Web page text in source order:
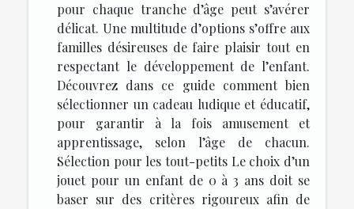
pour chaque tranche d’âge peut s’avérer
délicat. Une multitude d’options s’offre aux
familles désireuses de faire plaisir tout en
respectant le développement de l’enfant.
Découvrez dans ce guide comment bien
sélectionner un cadeau ludique et éducatif,
pour garantir à la fois amusement et
apprentissage, selon l’âge de chacun.
Sélection pour les tout-petits Le choix d’un
jouet pour un enfant de 0 à 3 ans doit se
baser sur des critères rigoureux afin de